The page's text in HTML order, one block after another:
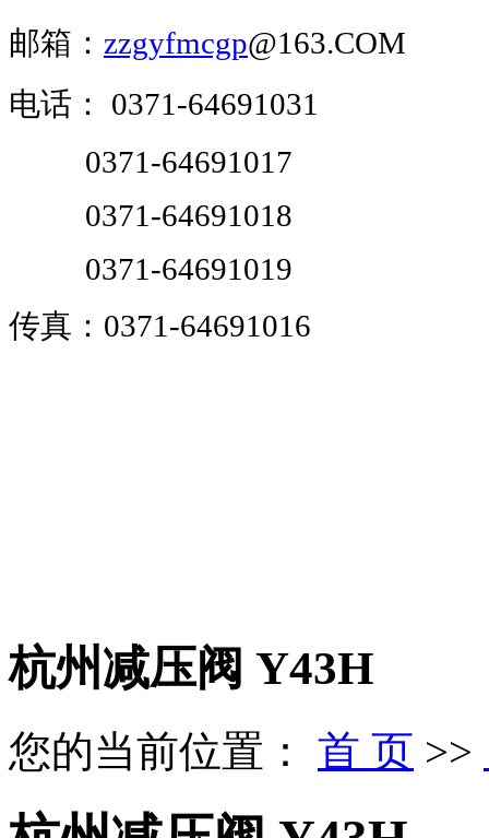
邮箱： zzgyfmcgp@163.COM
电话：
0371-64691031
0371-64691017
0371-64691018
0371-64691019
传真：0371-64691016
杭州减压阀 Y43H
您的当前位置： 首 页 >>